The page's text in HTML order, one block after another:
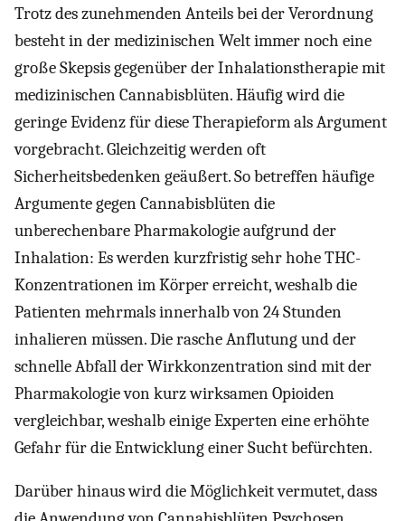
Trotz des zunehmenden Anteils bei der Verordnung
besteht in der medizinischen Welt immer noch eine
große Skepsis gegenüber der Inhalationstherapie mit
medizinischen Cannabisblüten. Häufig wird die
geringe Evidenz für diese Therapieform als Argument
vorgebracht. Gleichzeitig werden oft
Sicherheitsbedenken geäußert. So betreffen häufige
Argumente gegen Cannabisblüten die
unberechenbare Pharmakologie aufgrund der
Inhalation: Es werden kurzfristig sehr hohe THC-
Konzentrationen im Körper erreicht, weshalb die
Patienten mehrmals innerhalb von 24 Stunden
inhalieren müssen. Die rasche Anflutung und der
schnelle Abfall der Wirkkonzentration sind mit der
Pharmakologie von kurz wirksamen Opioiden
vergleichbar, weshalb einige Experten eine erhöhte
Gefahr für die Entwicklung einer Sucht befürchten.
Darüber hinaus wird die Möglichkeit vermutet, dass